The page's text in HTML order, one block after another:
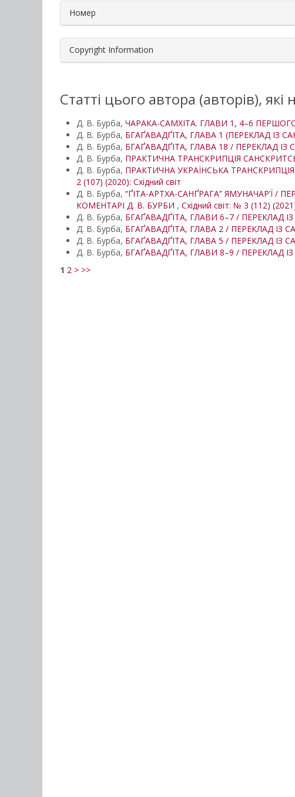
Номер
Copyright Information
Статті цього автора (авторів),
Д. В. Бурба, ЧАРАКА-САМХІТА. ГЛАВИ 1, 4–6
Д. В. Бурба, БГАҐАВАДҐІТА, ГЛАВА 1 (ПЕРЕКЛАД ІЗ
Д. В. Бурба, БГАҐАВАДҐІТА, ГЛАВА 18 / ПЕРЕКЛАД
Д. В. Бурба, ПРАКТИЧНА ТРАНСКРИПЦІЯ
Д. В. Бурба, ПРАКТИЧНА УКРАЇНСЬКА
2 (107) (2020): Східний світ
Д. В. Бурба, “ҐІТА-АРТХА-САНҐРАГА” ЯМУНАЧАР’Ї
КОМЕНТАРІ Д. В. БУРБИ , Східний світ: № 3 (112)
Д. В. Бурба, БГАҐАВАДҐІТА, ГЛАВИ 6–7 / ПЕРЕКЛАД
Д. В. Бурба, БГАҐАВАДҐІТА, ГЛАВА 2 / ПЕРЕКЛАД ІЗ
Д. В. Бурба, БГАҐАВАДҐІТА, ГЛАВА 5 / ПЕРЕКЛАД ІЗ
Д. В. Бурба, БГАҐАВАДҐІТА, ГЛАВИ 8–9 / ПЕРЕКЛАД
1 2 > >>